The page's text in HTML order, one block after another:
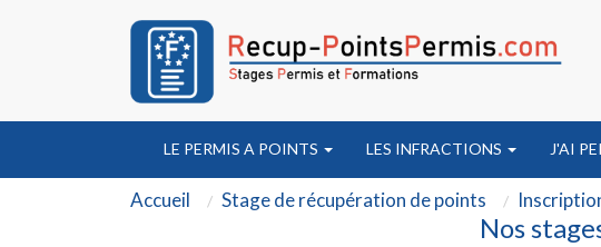
LE PERMIS A POINTS LES INFRACTIONS J'AI
Accueil Stage de récupération de points
Nos